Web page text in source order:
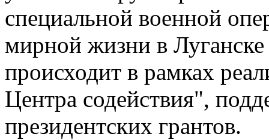
специальной военной
мирной жизни в
происходит в рамках
Центра содействия",
президентских грантов.